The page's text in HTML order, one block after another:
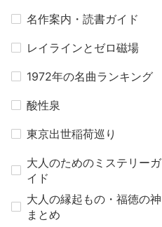
名作案内・読書ガイド
レイラインとゼロ磁場
1972年の名曲ランキング
酸性泉
東京出世稲荷巡り
大人のためのミステリーガ
イド
大人の縁起もの・福徳の神
まとめ